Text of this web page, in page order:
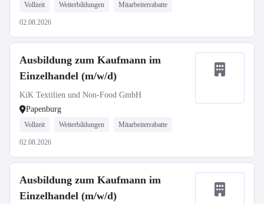
Vollzeit Weiterbildungen Mitarbeiterrabatte
02.08.2026
Ausbildung zum Kaufmann im
Einzelhandel (m/w/d)
KiK Textilien und Non-Food GmbH
Papenburg
Vollzeit Weiterbildungen Mitarbeiterrabatte
02.08.2026
Ausbildung zum Kaufmann im
Einzelhandel (m/w/d)